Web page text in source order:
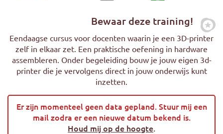
Bewaar deze training!
Eendaagse cursus voor docenten waarin je een 3D-printer
zelf in elkaar zet. Een praktische oefening in hardware
assembleren. Onder begeleiding bouw je jouw eigen 3d-
printer die je vervolgens direct in jouw onderwijs kunt
inzetten.
Er zijn momenteel geen data gepland. Stuur mij een
mail zodra er een nieuwe datum bekend is.
Houd mij op de hoogte.